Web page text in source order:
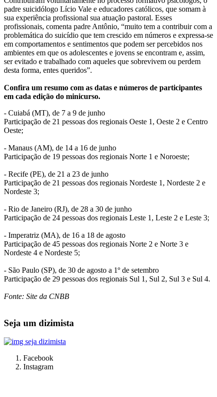
padre suicidólogo Lício Vale e educadores católicos, que somam à
sua experiência profissional sua atuação pastoral. Esses
profissionais, comenta padre Antônio, “muito tem a contribuir com a
problemática do suicídio que tem crescido em números e expressa-se
em comportamentos e sentimentos que podem ser percebidos nos
ambientes em que os adolescentes e jovens se encontram e, assim,
ser evitado e trabalhado com aqueles que sobrevivem ou perdem
desta forma, entes queridos”.
Confira um resumo com as datas e números de participantes
em cada edição do minicurso.
- Cuiabá (MT), de 7 a 9 de junho
Participação de 21 pessoas dos regionais Oeste 1, Oeste 2 e Centro
Oeste;
- Manaus (AM), de 14 a 16 de junho
Participação de 19 pessoas dos regionais Norte 1 e Noroeste;
- Recife (PE), de 21 a 23 de junho
Participação de 21 pessoas dos regionais Nordeste 1, Nordeste 2 e
Nordeste 3;
- Rio de Janeiro (RJ), de 28 a 30 de junho
Participação de 24 pessoas dos regionais Leste 1, Leste 2 e Leste 3;
- Imperatriz (MA), de 16 a 18 de agosto
Participação de 45 pessoas dos regionais Norte 2 e Norte 3 e
Nordeste 4 e Nordeste 5;
- São Paulo (SP), de 30 de agosto a 1º de setembro
Participação de 29 pessoas dos regionais Sul 1, Sul 2, Sul 3 e Sul 4.
Fonte: Site da CNBB
Seja um dizimista
Facebook
Instagram